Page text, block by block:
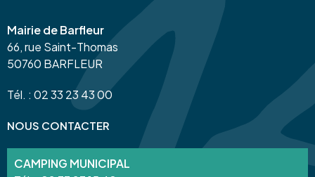
Mairie de Barfleur
66, rue Saint-Thomas
50760 BARFLEUR
Tél. : 02 33 23 43 00
NOUS CONTACTER
CAMPING MUNICIPAL